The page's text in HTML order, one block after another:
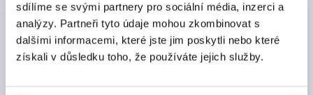
sdílíme se svými partnery pro sociální média, inzerci a
analýzy. Partneři tyto údaje mohou zkombinovat s
dalšími informacemi, které jste jim poskytli nebo které
získali v důsledku toho, že používáte jejich služby.
Upínací výška rychloupínače KIPP lze nastavit pomocí
přítlačného šroubu. Přítlačný šroub to zajišťuje plynulé
nastavení v rozsahu 35 mm s téměř konstantní upínací
silou. Pomocí stavěcího šroubu umístěného pod pákou v
kloubu lze nastavit sílu až do 2 500 N podle potřeby.